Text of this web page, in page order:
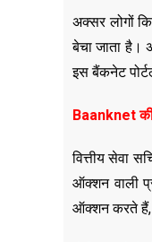
अक्‍सर लोगों
बेचा जाता है।
इस बैंकनेट
Baanknet की
वित्तीय सेवा
ऑक्शन वाली
ऑक्शन करते हैं,